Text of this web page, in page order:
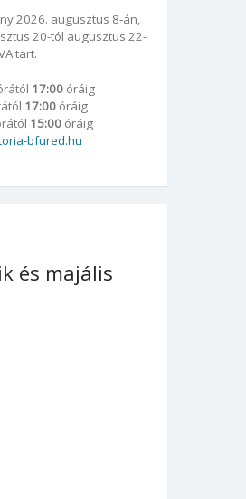
2026. augusztus 8-án,
20-tól augusztus 22-
tart.
17:00 óráig
17:00óráig
15:00 óráig
bfured.hu
és majális